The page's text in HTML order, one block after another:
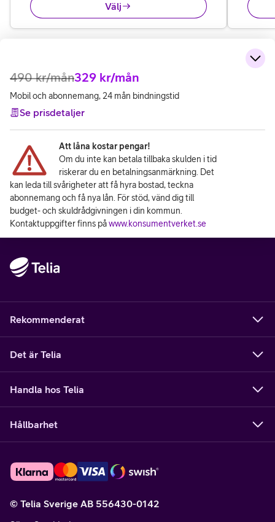
Välj
490 kr/mån329 kr/mån
Mobil och abonnemang, 24 mån bindningstid
Se prisdetaljer
Att låna kostar pengar!
Om du inte kan betala tillbaka skulden i tid
riskerar du en betalningsanmärkning. Det
kan leda till svårigheter att få hyra bostad, teckna
abonnemang och få nya lån. För stöd, vänd dig till
budget- och skuldrådgivningen i din kommun.
Kontaktuppgifter finns påwww.konsumentverket.se
Rekommenderat
Det är Telia
Handla hos Telia
Hållbarhet
© Telia Sverige AB 556430-0142